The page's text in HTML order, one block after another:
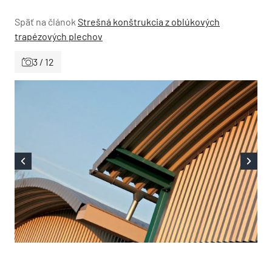
Späť na článok Strešná konštrukcia z oblúkových
trapézových plechov
3 / 12